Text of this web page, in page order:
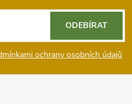
ochrany osobních údajů
ODEBÍRAT